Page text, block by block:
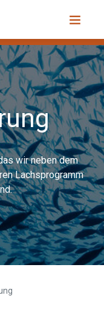
wir neben dem
Lachsprogramm